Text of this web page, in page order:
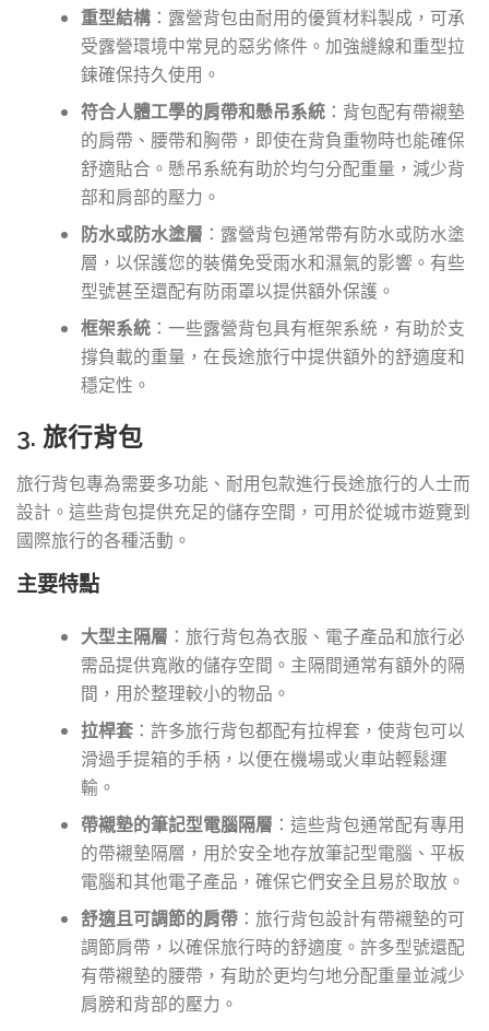
重型結構 ：露營背包由耐用的優質材料製成，可承
受露營環境中常見的惡劣條件。加強縫線和重型拉
鍊確保持久使用。
符合人體工學的肩帶和懸吊系統 ：背包配有帶襯墊
的肩帶、腰帶和胸帶，即使在背負重物時也能確保
舒適貼合。懸吊系統有助於均勻分配重量，減少背
部和肩部的壓力。
防水或防水塗層 ：露營背包通常帶有防水或防水塗
層，以保護您的裝備免受雨水和濕氣的影響。有些
型號甚至還配有防雨罩以提供額外保護。
框架系統 ：一些露營背包具有框架系統，有助於支
撐負載的重量，在長途旅行中提供額外的舒適度和
穩定性。
3. 旅行背包
旅行背包專為需要多功能、耐用包款進行長途旅行的人士而
設計。這些背包提供充足的儲存空間，可用於從城市遊覽到
國際旅行的各種活動。
主要特點
大型主隔層 ：旅行背包為衣服、電子產品和旅行必
需品提供寬敞的儲存空間。主隔間通常有額外的隔
間，用於整理較小的物品。
拉桿套 ：許多旅行背包都配有拉桿套，使背包可以
滑過手提箱的手柄，以便在機場或火車站輕鬆運
輸。
帶襯墊的筆記型電腦隔層 ：這些背包通常配有專用
的帶襯墊隔層，用於安全地存放筆記型電腦、平板
電腦和其他電子產品，確保它們安全且易於取放。
舒適且可調節的肩帶 ：旅行背包設計有帶襯墊的可
調節肩帶，以確保旅行時的舒適度。許多型號還配
有帶襯墊的腰帶，有助於更均勻地分配重量並減少
肩膀和背部的壓力。